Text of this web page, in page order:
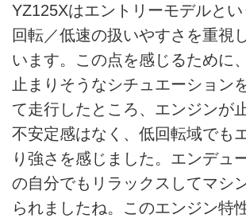
YZ125Xはエントリーモデルと
回転／低速の扱いやすさを重視
います。この点を感じるために
止まりそうなシチュエーション
て走行したところ、エンジンが
不安定感はなく、低回転域でも
り強さを感じました。エンデュ
の自分でもリラックスしてマシ
られましたね。このエンジン特